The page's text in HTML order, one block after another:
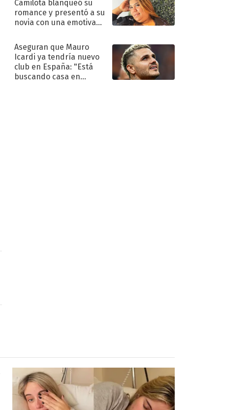
Camilota blanqueó su
romance y presentó a su
novia con una emotiva
Aseguran que Mauro
Icardi ya tendría nuevo
club en España: "Está
buscando casa en